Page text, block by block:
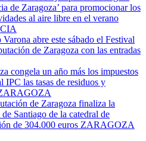
de Zaragoza’ para promocionar los
al aire libre en el verano
Varona abre este sábado el Festival
de Zaragoza con las entradas
congela un año más los impuestos
IPC las tasas de residuos y
de Zaragoza finaliza la
Santiago de la catedral de
de 304.000 euros ZARAGOZA